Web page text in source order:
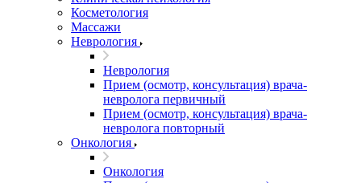
Косметология
Массажи
Неврология
Неврология
Прием (осмотр, консультация) врача-
невролога первичный
Прием (осмотр, консультация) врача-
невролога повторный
Онкология
Онкология